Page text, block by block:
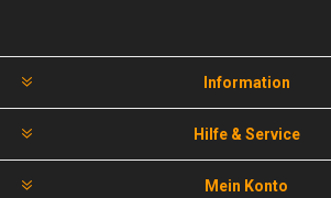
Information
Hilfe & Service
Mein Konto